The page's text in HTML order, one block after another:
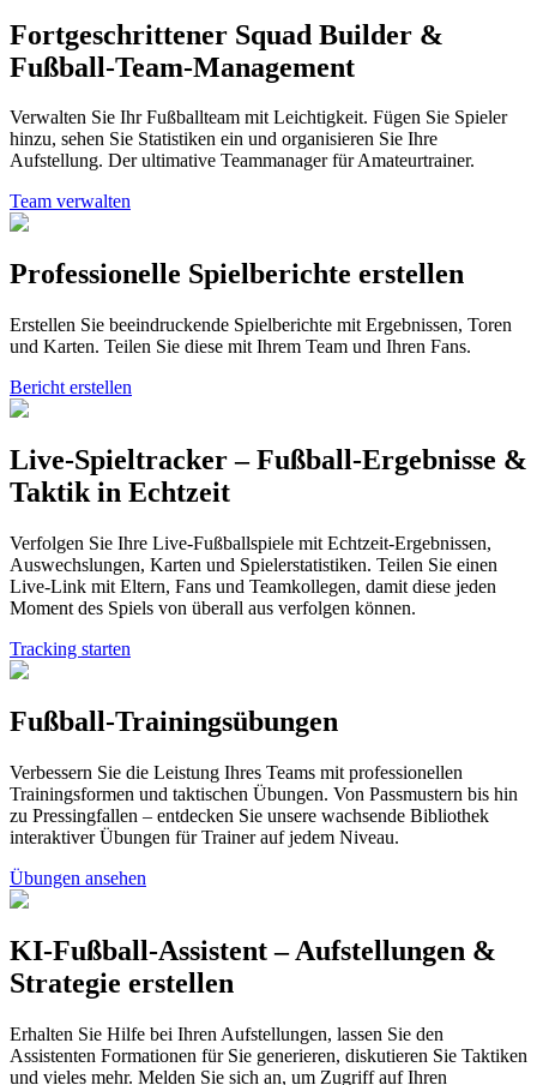
Fortgeschrittener Squad Builder &
Fußball-Team-Management
Verwalten Sie Ihr Fußballteam mit Leichtigkeit. Fügen Sie Spieler
hinzu, sehen Sie Statistiken ein und organisieren Sie Ihre
Aufstellung. Der ultimative Teammanager für Amateurtrainer.
Team verwalten
Professionelle Spielberichte erstellen
Erstellen Sie beeindruckende Spielberichte mit Ergebnissen, Toren
und Karten. Teilen Sie diese mit Ihrem Team und Ihren Fans.
Bericht erstellen
Live-Spieltracker – Fußball-Ergebnisse &
Taktik in Echtzeit
Verfolgen Sie Ihre Live-Fußballspiele mit Echtzeit-Ergebnissen,
Auswechslungen, Karten und Spielerstatistiken. Teilen Sie einen
Live-Link mit Eltern, Fans und Teamkollegen, damit diese jeden
Moment des Spiels von überall aus verfolgen können.
Tracking starten
Fußball-Trainingsübungen
Verbessern Sie die Leistung Ihres Teams mit professionellen
Trainingsformen und taktischen Übungen. Von Passmustern bis hin
zu Pressingfallen – entdecken Sie unsere wachsende Bibliothek
interaktiver Übungen für Trainer auf jedem Niveau.
Übungen ansehen
KI-Fußball-Assistent – Aufstellungen &
Strategie erstellen
Erhalten Sie Hilfe bei Ihren Aufstellungen, lassen Sie den
Assistenten Formationen für Sie generieren, diskutieren Sie Taktiken
und vieles mehr. Melden Sie sich an, um Zugriff auf Ihren